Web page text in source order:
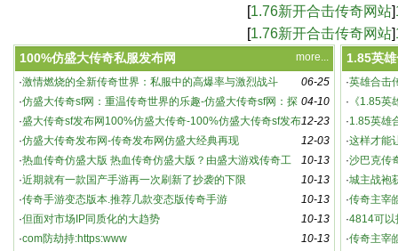
新开传奇私服资源大全
仿盛大经典再现
[1.76新开合击传奇网站]
奇游戏-1.76新开合击
[1.76新开合击传奇网站]
_新开180传奇网站
more...
100%仿盛大传奇私服发布网
06-25
·激情燃烧的全新传奇世界：私服中的高爆率与激烈战斗
04-10
·仿盛大传奇sf网：重温传奇世界的乐趣-仿盛大传奇sf网：探
索未知的游戏世界
12-23
·盛大传奇sf发布网100%仿盛大传奇-100%仿盛大传奇sf发布
网，重温经典传奇
12-03
·仿盛大传奇发布网-传奇发布网仿盛大经典再现
10-13
·热血传奇仿盛大版 热血传奇仿盛大版？由盛大游戏传奇工
作室研发、腾讯代
10-13
·近期就有一款国产手游再一次刷新了抄袭的下限
10-13
·传奇手游变态版本.推荐几款变态版传奇手游
10-13
·但面对市场IP同质化的大趋势
10-13
·com防劫持:https:www
1.85英
·英雄合击
· 《1.85
5英雄合击
·1.85英雄
·这样才能
·沙巴克传
·城主战袍
动详解
·传奇主宰
·4814可
021 官方
·传奇主宰